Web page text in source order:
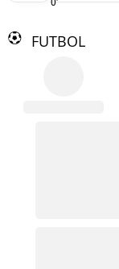
0'
FUTBOL